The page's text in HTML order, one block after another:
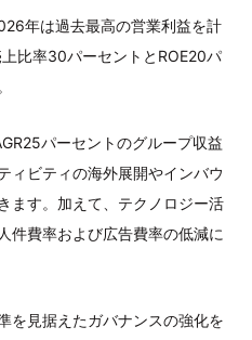
年は過去最高の営業利益を計
比率30パーセントとROE20パ
パーセントのグループ収益
ィビティの海外展開やインバウ
ます。加えて、テクノロジー活
件費率および広告費率の低減に
を見据えたガバナンスの強化を